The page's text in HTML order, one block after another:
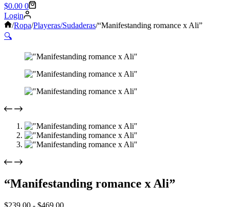
Shopping
cart
$0.00 0
Login
Sin
/Ropa/Playeras/Sudaderas/“Manifestanding romance x Ali”
🔍
“Manifestanding romance x Ali”
$239.00 - $469.00Rango